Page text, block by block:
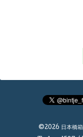
©2026 日本橋